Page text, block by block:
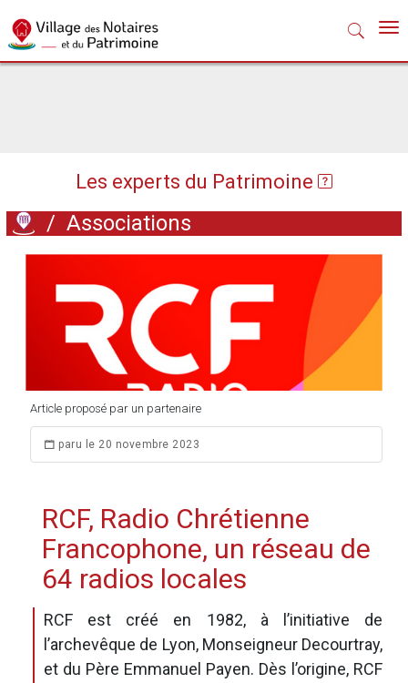
Les experts du Patrimoine
/ Associations
Article proposé par un partenaire
paru le 20 novembre 2023
RCF, Radio Chrétienne
Francophone, un réseau de
64 radios locales
RCF est créé en 1982, à l’initiative de
l’archevêque de Lyon, Monseigneur Decourtray,
et du Père Emmanuel Payen. Dès l’origine, RCF